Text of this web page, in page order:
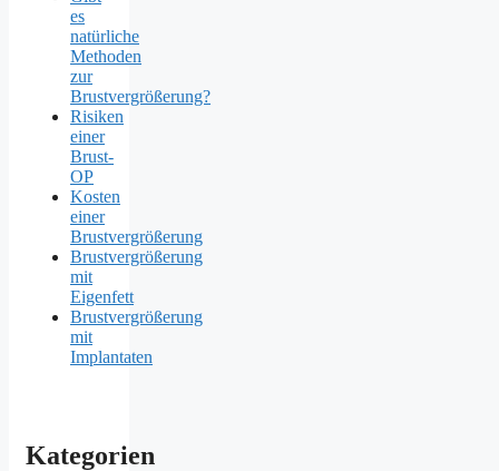
es
natürliche
Methoden
zur
Brustvergrößerung?
Risiken
einer
Brust-
OP
Kosten
einer
Brustvergrößerung
Brustvergrößerung
mit
Eigenfett
Brustvergrößerung
mit
Implantaten
Kategorien